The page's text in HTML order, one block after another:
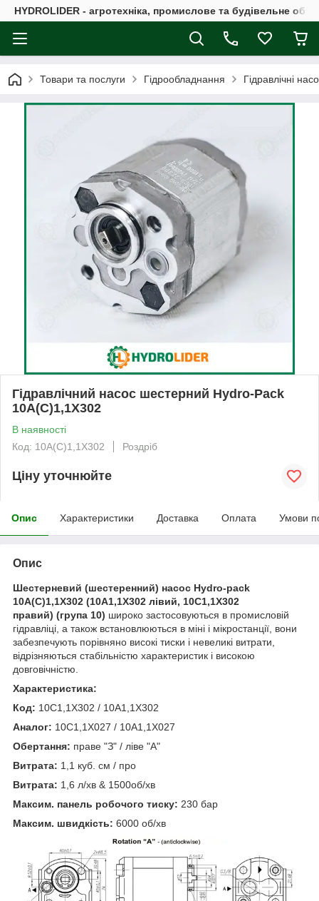
HYDROLIDER - агротехніка, промислове та будівельне
Товари та послуги Гідрообладнання Гідравлічні
Гідравлічний насос шестерний Hydro-Pack
10A(C)1,1X302
В наявності
Код: 10A(C)1,1X302
Роздріб
Ціну уточнюйте
Опис Характеристики Доставка Оплата Умови
Опис
Шестерневий (шестеренний) насос Hydro-pack
10A(C)1,1X302 (10A1,1X302 лівий, 10C1,1X302
правий) (група 10) широко застосовуються в промисловій
гідравліці, а також встановлюються в міні і мікростанції, вони
забезпечують порівняно високі тиски і невеликі витрати,
відрізняються стабільністю характеристик і високою
довговічністю.
Характеристика:
Код: 10C1,1X302 / 10A1,1X302
Аналог: 10C1,1X027 / 10A1,1X027
Обертання: праве "З" / ліве "А"
Витрата: 1,1 куб. см / про
Витрата: 1,6 л/хв & 1500об/хв
Максим. панель робочого тиску: 230 бар
Максим. швидкість: 6000 об/хв